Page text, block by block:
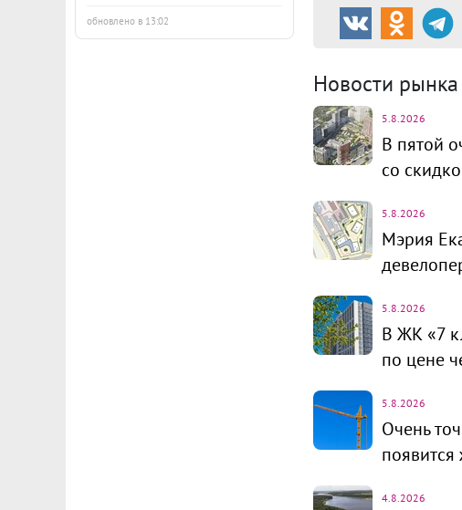
обновлено в 13:02
Новости
5.8.2026
В пятой
со
5.8.2026
Мэрия
5.8.2026
В ЖК «7
по цене
5.8.2026
Очень
4.8.2026